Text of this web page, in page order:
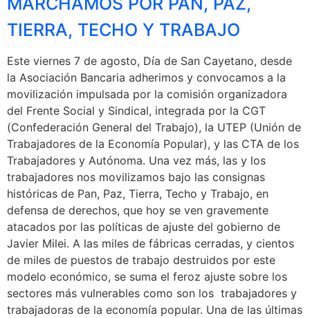
TIERRA, TECHO Y TRABAJO
Este viernes 7 de agosto, Día de San Cayetano, desde
la Asociación Bancaria adherimos y convocamos a la
movilización impulsada por la comisión organizadora
del Frente Social y Sindical, integrada por la CGT
(Confederación General del Trabajo), la UTEP (Unión de
Trabajadores de la Economía Popular), y las CTA de los
Trabajadores y Autónoma. Una vez más, las y los
trabajadores nos movilizamos bajo las consignas
históricas de Pan, Paz, Tierra, Techo y Trabajo, en
defensa de derechos, que hoy se ven gravemente
atacados por las políticas de ajuste del gobierno de
Javier Milei. A las miles de fábricas cerradas, y cientos
de miles de puestos de trabajo destruidos por este
modelo económico, se suma el feroz ajuste sobre los
sectores más vulnerables como son los trabajadores y
trabajadoras de la economía popular. Una de las últimas